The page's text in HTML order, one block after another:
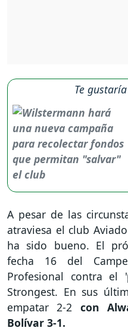
Te
A pesar de las
atraviesa el club
ha sido bueno. El
fecha 16 del
Profesional contra el
Strongest. En sus
empatar 2-2 con
Bolívar 3-1.